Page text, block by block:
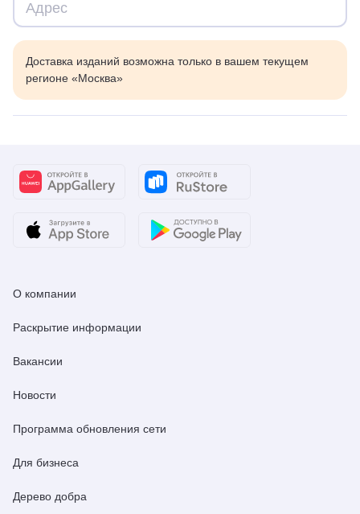
Доставка изданий возможна только в вашем текущем
регионе «Москва»
О компании
Раскрытие информации
Вакансии
Новости
Программа обновления сети
Для бизнеса
Дерево добра